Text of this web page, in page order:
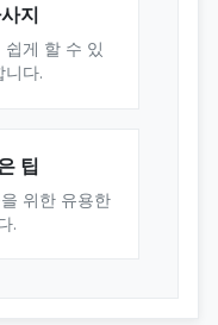
지
게 할 수 있
다.
팁
위한 유용한
.